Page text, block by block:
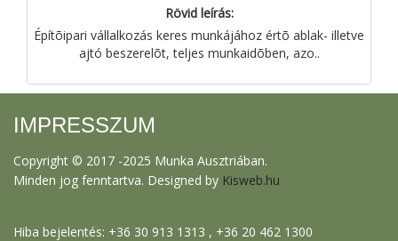
Rövid leírás:
Építõipari vállalkozás keres munkájához értõ ablak- illetve
ajtó beszerelõt, teljes munkaidõben, azo..
IMPRESSZUM
Copyright © 2017 -2025 Munka Ausztriában.
Minden jog fenntartva. Designed by Kisweb.hu
Hiba bejelentés: +36 30 913 1313 , +36 20 462 1300